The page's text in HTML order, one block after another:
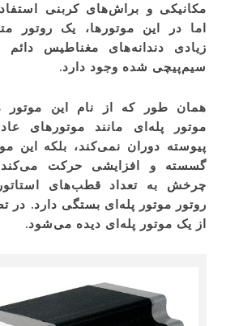
مکانیکی و براش‌های کربنی
اما در این موتورها، یک روتور
زیادی دندانه‌های مغناطیس دائم
سیم‌پیچی شده وجود دارد.
همان طور که از نام این
موتور پله‌ای مانند موتورهای
پیوسته دوران نمی‌کند، بلکه این
گسسته و افزایشی حرکت می‌کند
چرخش به تعداد قطب‌های
روتور موتور پله‌ای بستگی دارد. در
از یک موتور پله‌ای دیده می‌شود.